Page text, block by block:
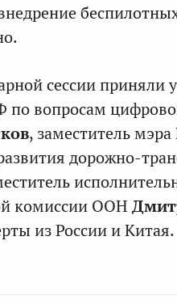
сессии приняли
по вопросам
, заместитель
дорожно-
комиссии ООН
из России и Китая.